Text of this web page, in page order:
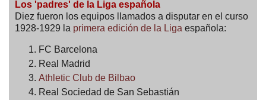
Los 'padres' de la Liga española
Diez fueron los equipos llamados a disputar en el curso
1928-1929 la primera edición de la Liga española:
FC Barcelona
Real Madrid
Athletic Club de Bilbao
Real Sociedad de San Sebastián